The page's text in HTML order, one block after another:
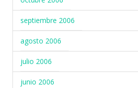
septiembre 2006
agosto 2006
julio 2006
junio 2006